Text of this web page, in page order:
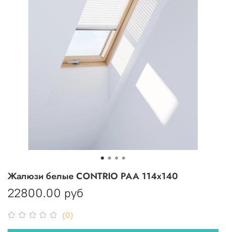
(0)
Жалюзи белые CONTRIO PAA 114х140
22800.00 руб